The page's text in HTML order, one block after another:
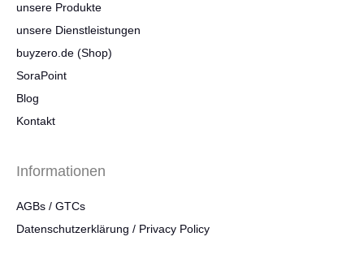
unsere Produkte
unsere Dienstleistungen
buyzero.de (Shop)
SoraPoint
Blog
Kontakt
Informationen
AGBs / GTCs
Datenschutzerklärung / Privacy Policy